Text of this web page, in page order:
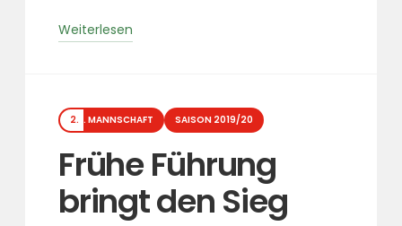
Weiterlesen
Kategorien
2. MANNSCHAFT SAISON 2019/20
Frühe Führung
bringt den Sieg